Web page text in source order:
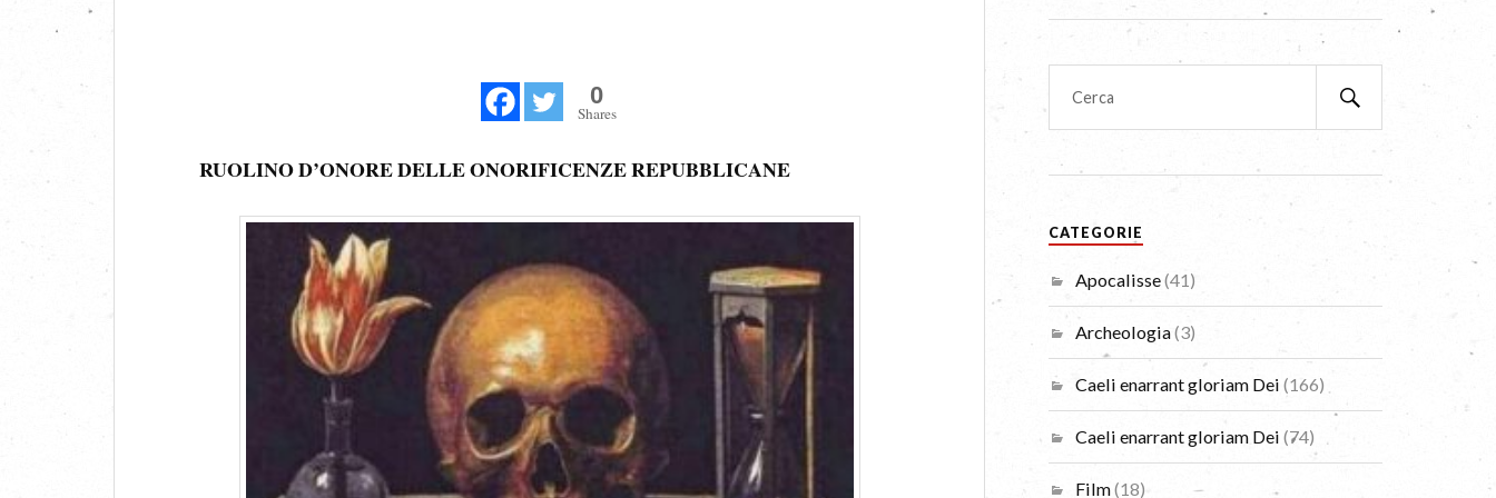
0
Shares
RUOLINO D’ONORE DELLE ONORIFICENZE REPUBBLICANE
CATEGORIE
Apocalisse(41)
Archeologia(3)
Caeli enarrant gloriam Dei (166)
Caeli enarrant gloriam Dei (74)
Film(18)